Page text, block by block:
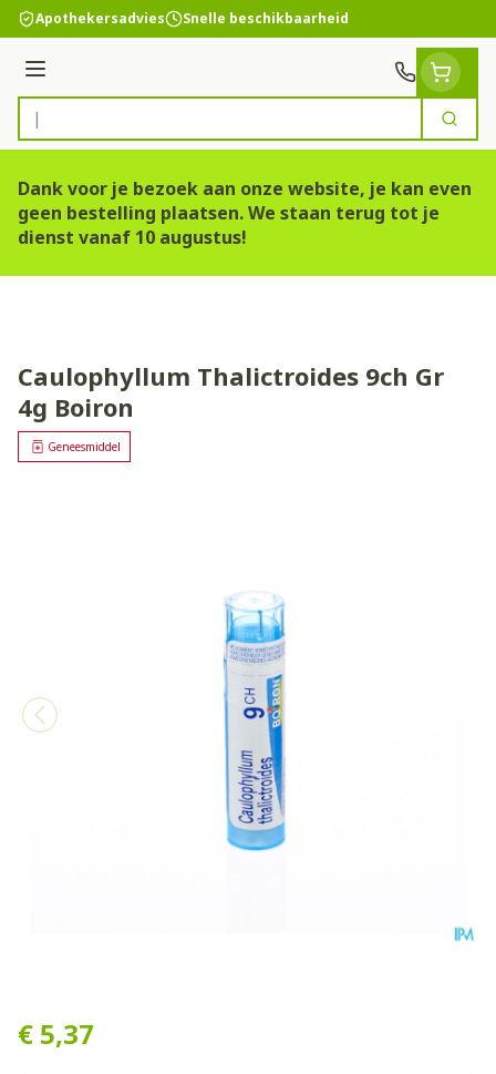
Ga naar de inhoud
Apothekersadvies Snelle beschikbaarheid
Menu
Product, merk, categorie...
Zoek
Dank voor je bezoek aan onze website, je kan even
geen bestelling plaatsen. We staan terug tot je
dienst vanaf 10 augustus!
Caulophyllum Thalictroides 9ch Gr
4g Boiron
Geneesmiddel
€ 5,37